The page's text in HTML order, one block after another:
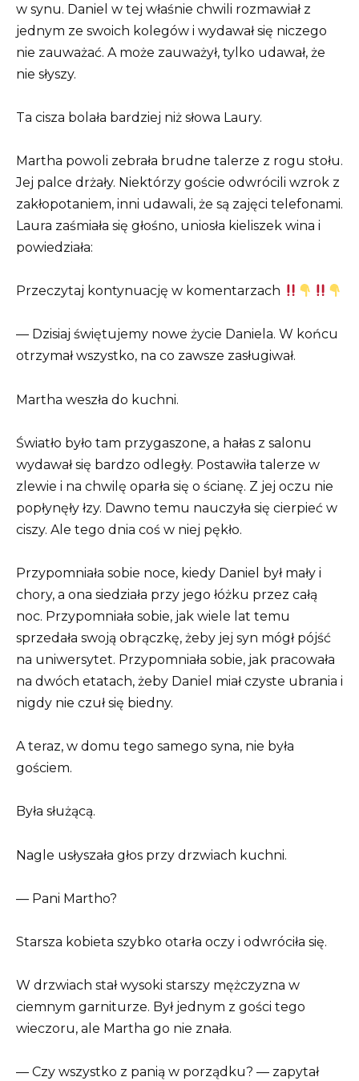
w synu. Daniel w tej właśnie chwili rozmawiał z
jednym ze swoich kolegów i wydawał się niczego
nie zauważać. A może zauważył, tylko udawał, że
nie słyszy.
Ta cisza bolała bardziej niż słowa Laury.
Martha powoli zebrała brudne talerze z rogu stołu.
Jej palce drżały. Niektórzy goście odwrócili wzrok z
zakłopotaniem, inni udawali, że są zajęci telefonami.
Laura zaśmiała się głośno, uniosła kieliszek wina i
powiedziała:
Przeczytaj kontynuację w komentarzach
— Dzisiaj świętujemy nowe życie Daniela. W końcu
otrzymał wszystko, na co zawsze zasługiwał.
Martha weszła do kuchni.
Światło było tam przygaszone, a hałas z salonu
wydawał się bardzo odległy. Postawiła talerze w
zlewie i na chwilę oparła się o ścianę. Z jej oczu nie
popłynęły łzy. Dawno temu nauczyła się cierpieć w
ciszy. Ale tego dnia coś w niej pękło.
Przypomniała sobie noce, kiedy Daniel był mały i
chory, a ona siedziała przy jego łóżku przez całą
noc. Przypomniała sobie, jak wiele lat temu
sprzedała swoją obrączkę, żeby jej syn mógł pójść
na uniwersytet. Przypomniała sobie, jak pracowała
na dwóch etatach, żeby Daniel miał czyste ubrania i
nigdy nie czuł się biedny.
A teraz, w domu tego samego syna, nie była
gościem.
Była służącą.
Nagle usłyszała głos przy drzwiach kuchni.
— Pani Martho?
Starsza kobieta szybko otarła oczy i odwróciła się.
W drzwiach stał wysoki starszy mężczyzna w
ciemnym garniturze. Był jednym z gości tego
wieczoru, ale Martha go nie znała.
— Czy wszystko z panią w porządku? — zapytał